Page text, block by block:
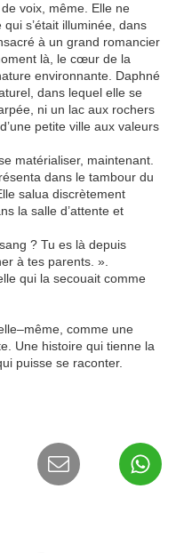
voix, même. Elle ne
s’était illuminée, dans
à un grand romancier
là, le cœur de la
environnante. Daphné
dans lequel elle se
ni un lac aux rochers
petite ville aux valeurs
matérialiser, maintenant.
dans le tambour du
salua discrètement
la salle d’attente et
? Tu es là depuis
à tes parents. ».
qui la secouait comme
comme une
Une histoire qui tienne la
puisse se raconter.